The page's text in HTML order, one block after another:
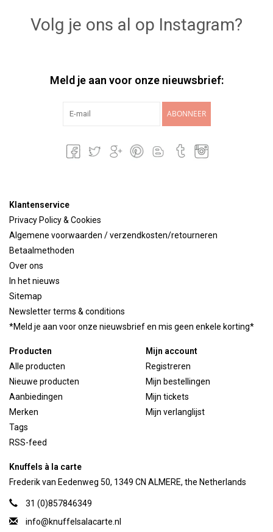
Volg je ons al op Instagram?
Meld je aan voor onze nieuwsbrief:
ABONNEER
Klantenservice
Privacy Policy & Cookies
Algemene voorwaarden / verzendkosten/retourneren
Betaalmethoden
Over ons
In het nieuws
Sitemap
Newsletter terms & conditions
*Meld je aan voor onze nieuwsbrief en mis geen enkele korting*
Producten
Alle producten
Nieuwe producten
Aanbiedingen
Merken
Tags
RSS-feed
Mijn account
Registreren
Mijn bestellingen
Mijn tickets
Mijn verlanglijst
Knuffels à la carte
Frederik van Eedenweg 50, 1349 CN ALMERE, the Netherlands
31 (0)857846349
info@knuffelsalacarte.nl